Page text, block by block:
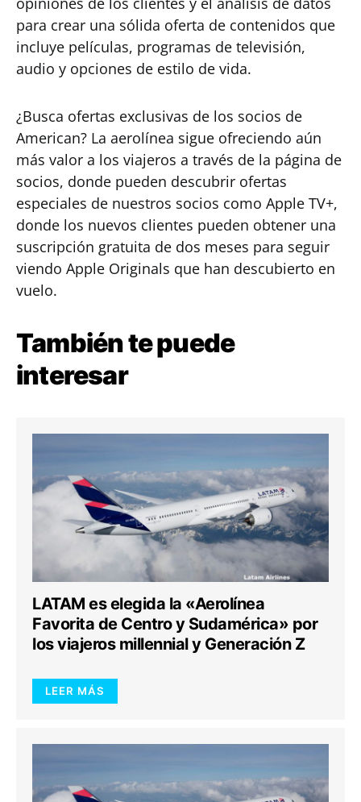
para crear una sólida oferta de contenidos que
incluye películas, programas de televisión,
audio y opciones de estilo de vida.
¿Busca ofertas exclusivas de los socios de
American? La aerolínea sigue ofreciendo aún
más valor a los viajeros a través de la página de
socios, donde pueden descubrir ofertas
especiales de nuestros socios como Apple TV+,
donde los nuevos clientes pueden obtener una
suscripción gratuita de dos meses para seguir
viendo Apple Originals que han descubierto en
vuelo.
También te puede
interesar
LATAM es elegida la «Aerolínea
Favorita de Centro y Sudamérica» por
los viajeros millennial y Generación Z
LEER MÁS